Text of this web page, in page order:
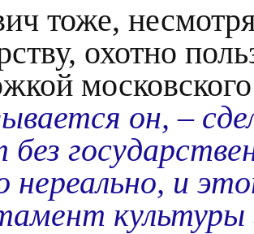
тоже,
охотно
он, –
без
нереально, и
культуры